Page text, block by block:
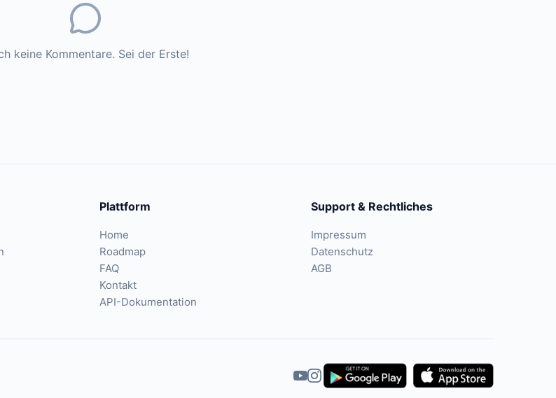
keine Kommentare. Sei der Erste!
Plattform
Home
Roadmap
FAQ
Kontakt
API-Dokumentation
Support & Rechtliches
Impressum
Datenschutz
AGB